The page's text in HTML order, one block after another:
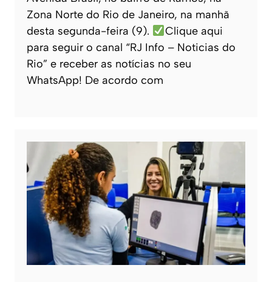
Zona Norte do Rio de Janeiro, na manhã
desta segunda-feira (9).
Clique aqui
para seguir o canal “RJ Info – Noticias do
Rio” e receber as notícias no seu
WhatsApp! De acordo com